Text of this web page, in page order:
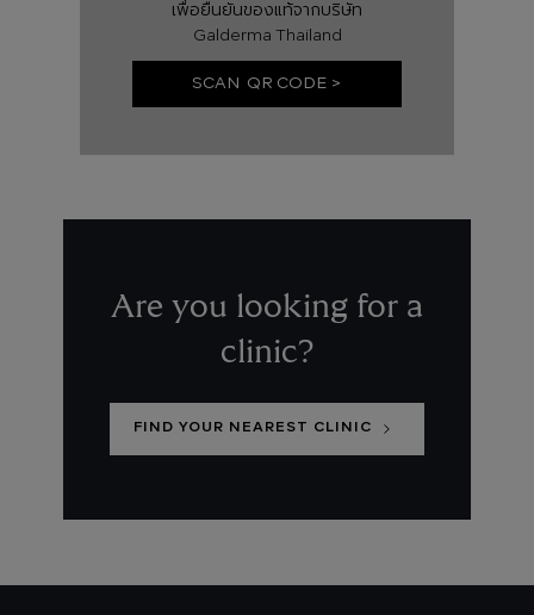
เพื่อยืนยันของแท้จากบริษัท
Galderma Thailand
SCAN QR CODE >
Are you looking for a
clinic?
FIND YOUR NEAREST CLINIC